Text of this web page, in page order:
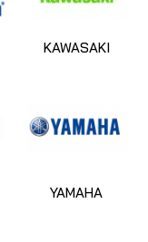
KAWASAKI
YAMAHA